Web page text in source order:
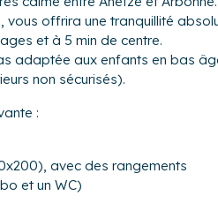
offrira une tranquillité
et à 5 min de centre.
adaptée aux enfants en bas
non sécurisés).
:
avec des rangements
et un WC)